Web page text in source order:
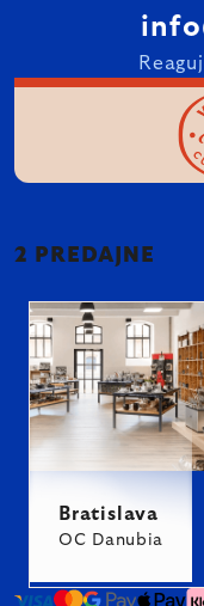
2 PREDAJNE
Bratislava
OC Danubia